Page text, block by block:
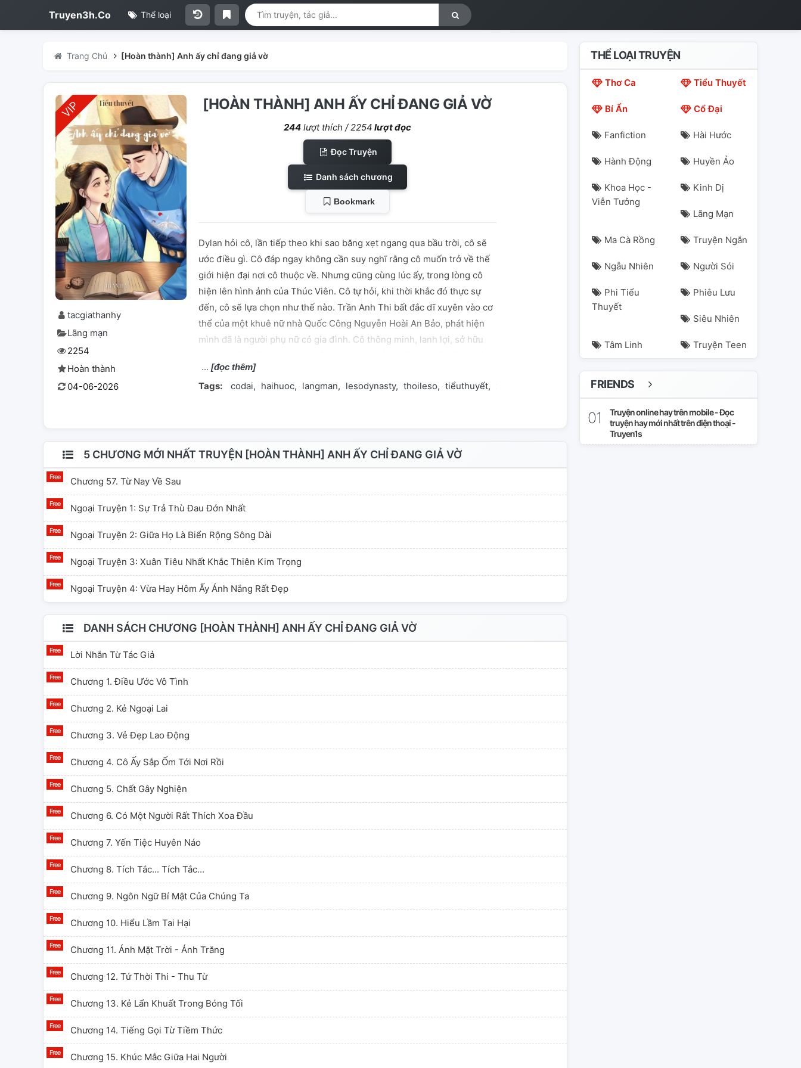
Truyen3h.Co Thể loại
Trang Chủ [Hoàn thành] Anh ấy chỉ đang giả vờ
tacgiathanhy
Lãng mạn
2254
Hoàn thành
04-06-2026
[HOÀN THÀNH] ANH ẤY CHỈ ĐANG GIẢ VỜ
244 lượt thích /2254 lượt đọc
Đọc Truyện
Danh sách chương
Bookmark
Dylan hỏi cô, lần tiếp theo khi sao băng xẹt ngang qua bầu trời, cô sẽ
ước điều gì. Cô đáp ngay không cần suy nghĩ rằng cô muốn trở về thế
giới hiện đại nơi cô thuộc về. Nhưng cũng cùng lúc ấy, trong lòng cô
hiện lên hình ảnh của Thúc Viên. Cô tự hỏi, khi thời khắc đó thực sự
đến, cô sẽ lựa chọn như thế nào. Trần Anh Thi bất đắc dĩ xuyên vào cơ
thể của một khuê nữ nhà Quốc Công Nguyễn Hoài An Bảo, phát hiện
mình đã là người phụ nữ có gia đình. Cô thông minh, lanh lợi, sở hữu
kém mình tới tám tuổi. Tình cảnh đó không thể éo le hơn. Anh trẻ tuổi,
trầm mặc, không mấy mặn mà với vị hôn thê bất đắc dĩ của mình. Liệu
[đọc thêm]
Tags: codai haihuoc langman lesodynasty thoileso tiểuthuyết
5 CHƯƠNG MỚI NHẤT TRUYỆN [HOÀN THÀNH] ANH ẤY CHỈ ĐANG GIẢ VỜ
Chương 57. Từ Nay Về Sau
Ngoại Truyện 1: Sự Trả Thù Đau Đớn Nhất
Ngoại Truyện 2: Giữa Họ Là Biển Rộng Sông Dài
Ngoại Truyện 3: Xuân Tiêu Nhất Khắc Thiên Kim Trọng
Ngoại Truyện 4: Vừa Hay Hôm Ấy Ánh Nắng Rất Đẹp
DANH SÁCH CHƯƠNG [HOÀN THÀNH] ANH ẤY CHỈ ĐANG GIẢ VỜ
Lời Nhắn Từ Tác Giả
Chương 1. Điều Ước Vô Tình
Chương 2. Kẻ Ngoại Lai
Chương 3. Vẻ Đẹp Lao Động
Chương 4. Cô Ấy Sắp Ốm Tới Nơi Rồi
Chương 5. Chất Gây Nghiện
Chương 6. Có Một Người Rất Thích Xoa Đầu
Chương 7. Yến Tiệc Huyên Náo
Chương 8. Tích Tắc... Tích Tắc...
Chương 9. Ngôn Ngữ Bí Mật Của Chúng Ta
Chương 10. Hiểu Lầm Tai Hại
Chương 11. Ánh Mặt Trời - Ánh Trăng
Chương 12. Tứ Thời Thi - Thu Từ
Chương 13. Kẻ Lẩn Khuất Trong Bóng Tối
Chương 14. Tiếng Gọi Từ Tiềm Thức
Chương 15. Khúc Mắc Giữa Hai Người
THỂ LOẠI TRUYỆN
Thơ Ca Tiểu Thuyết
Bí Ẩn Cổ Đại
Fanfiction Hài Hước
Hành Động Huyền Ảo
Khoa Học -
Viễn Tưởng
Kinh Dị
Lãng Mạn
Ma Cà Rồng Truyện Ngắn
Ngẫu Nhiên Người Sói
Phi Tiểu
Thuyết
Phiêu Lưu
Siêu Nhiên
Tâm Linh Truyện Teen
FRIENDS
Truyện online hay trên mobile - Đọc
truyện hay mới nhất trên điện thoại -
Truyen1s